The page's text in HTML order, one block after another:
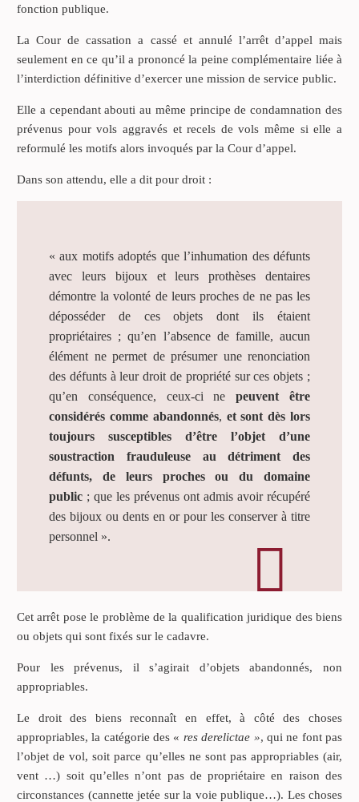
fonction publique.
La Cour de cassation a cassé et annulé l’arrêt d’appel mais
seulement en ce qu’il a prononcé la peine complémentaire liée à
l’interdiction définitive d’exercer une mission de service public.
Elle a cependant abouti au même principe de condamnation des
prévenus pour vols aggravés et recels de vols même si elle a
reformulé les motifs alors invoqués par la Cour d’appel.
Dans son attendu, elle a dit pour droit :
« aux motifs adoptés que l’inhumation des défunts
avec leurs bijoux et leurs prothèses dentaires
démontre la volonté de leurs proches de ne pas les
déposséder de ces objets dont ils étaient
propriétaires ; qu’en l’absence de famille, aucun
élément ne permet de présumer une renonciation
des défunts à leur droit de propriété sur ces objets ;
qu’en conséquence, ceux-ci nepeuvent être
considérés comme abandonnés, et sont dès lors
toujours susceptibles d’être l’objet d’une
soustraction frauduleuse au détriment des
défunts, de leurs proches ou du domaine
public ; que les prévenus ont admis avoir récupéré
des bijoux ou dents en or pour les conserver à titre
personnel ».
Cet arrêt pose le problème de la qualification juridique des biens
ou objets qui sont fixés sur le cadavre.
Pour les prévenus, il s’agirait d’objets abandonnés, non
appropriables.
Le droit des biens reconnaît en effet, à côté des choses
appropriables, la catégorie des « res derelictae », qui ne font pas
l’objet de vol, soit parce qu’elles ne sont pas appropriables (air,
vent …) soit qu’elles n’ont pas de propriétaire en raison des
circonstances (cannette jetée sur la voie publique…). Les choses